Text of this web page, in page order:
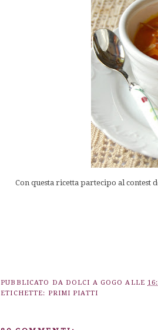
Con questa ricetta partecipo al
PUBBLICATO DA DOLCI A GOGO ALLE
ETICHETTE: PRIMI PIATTI